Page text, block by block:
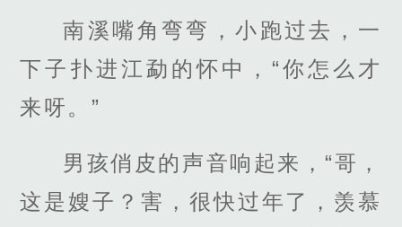
南溪嘴角弯弯，小跑过去，一
下子扑进江勐的怀中，“你怎么才
来呀。”
男孩俏皮的声音响起来，“哥，
这是嫂子？害，很快过年了，羡慕